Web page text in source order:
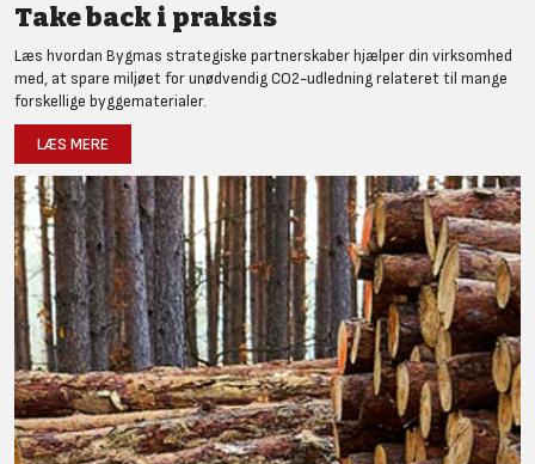
Take back i praksis
Læs hvordan Bygmas strategiske partnerskaber hjælper din virksomhed
med, at spare miljøet for unødvendig CO2-udledning relateret til mange
forskellige byggematerialer.
LÆS MERE